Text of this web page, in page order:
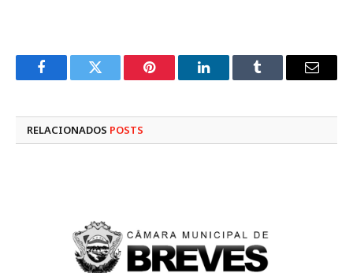
FacebookTwitter Pinterest LinkedInTumblr
E-
RELACIONADOS POSTS